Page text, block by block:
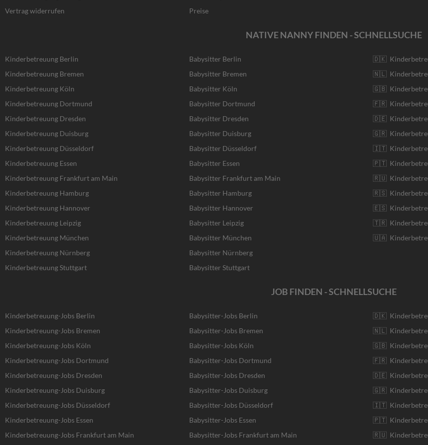
Vertrag widerrufen
Preise
NATIVE NANNY FINDEN - SCHNELLSUCHE
Kinderbetreuung Berlin
Kinderbetreuung Bremen
Kinderbetreuung Köln
Kinderbetreuung Dortmund
Kinderbetreuung Dresden
Kinderbetreuung Duisburg
Kinderbetreuung Düsseldorf
Kinderbetreuung Essen
Kinderbetreuung Frankfurt am Main
Kinderbetreuung Hamburg
Kinderbetreuung Hannover
Kinderbetreuung Leipzig
Kinderbetreuung München
Kinderbetreuung Nürnberg
Kinderbetreuung Stuttgart
Babysitter Berlin
Babysitter Bremen
Babysitter Köln
Babysitter Dortmund
Babysitter Dresden
Babysitter Duisburg
Babysitter Düsseldorf
Babysitter Essen
Babysitter Frankfurt am Main
Babysitter Hamburg
Babysitter Hannover
Babysitter Leipzig
Babysitter München
Babysitter Nürnberg
Babysitter Stuttgart
🇩🇰
🇳🇱
🇬🇧
🇫🇷
🇩🇪
🇬🇷
🇮🇹
🇵🇹
🇷🇺
🇷🇸
🇪🇸
🇹🇷
🇺🇦
JOB FINDEN - SCHNELLSUCHE
Kinderbetreuung-Jobs Berlin
Kinderbetreuung-Jobs Bremen
Kinderbetreuung-Jobs Köln
Kinderbetreuung-Jobs Dortmund
Kinderbetreuung-Jobs Dresden
Kinderbetreuung-Jobs Duisburg
Kinderbetreuung-Jobs Düsseldorf
Kinderbetreuung-Jobs Essen
Kinderbetreuung-Jobs Frankfurt am Main
Babysitter-Jobs Berlin
Babysitter-Jobs Bremen
Babysitter-Jobs Köln
Babysitter-Jobs Dortmund
Babysitter-Jobs Dresden
Babysitter-Jobs Duisburg
Babysitter-Jobs Düsseldorf
Babysitter-Jobs Essen
Babysitter-Jobs Frankfurt am Main
🇩🇰
🇳🇱
🇬🇧
🇫🇷
🇩🇪
🇬🇷
🇮🇹
🇵🇹
🇷🇺